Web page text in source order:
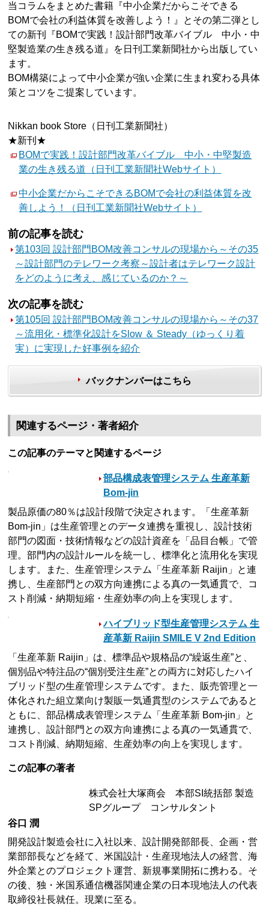
当コラムをまとめた書籍『中小企業だからこそできる
BOMで会社の利益体質を改善しよう！』とその第二弾とし
ての新刊『BOMで実践！設計部門改革バイブル 中小・中
堅製造業の生き残る道』を日刊工業新聞社から出版してい
ます。
BOM構築によって中小企業が強い企業に生まれ変わる具体
策とコツをご提案しています。
Nikkan book Store（日刊工業新聞社）
★新刊★
BOMで実践！設計部門改革バイブル 中小・中堅製造
業の生き残る道（日刊工業新聞社Webサイト）
中小企業だからこそできるBOMで会社の利益体質を改
善しよう！（日刊工業新聞社Webサイト）
前の記事を読む
第103回 設計部門BOM改善コンサルの現場から～その35
～設計部門のテレワーク考察～設計者はテレワーク設計
をどのように考え、感じているのか？～
次の記事を読む
第105回 設計部門BOM改善コンサルの現場から～その37
～流用化・標準化設計をSlow ＆ Steady（ゆっくり着
実）に実現した好事例を紹介
バックナンバーはこちら
関連するページ・著者紹介
この記事のテーマと関連するページ
部品構成表管理システム 生産革新
Bom-jin
製品原価の80％は設計段階で決定されます。「生産革新
Bom-jin」は生産管理とのデータ連携を重視し、設計技術
部門の図面・技術情報などの設計資産を「品目台帳」で管
理。部門内の設計ルールを統一し、標準化と流用化を実現
します。また、生産管理システム「生産革新 Raijin」と連
携し、生産部門との双方向連携による真の一気通貫で、コ
スト削減・納期短縮・生産効率の向上を実現します。
ハイブリッド型生産管理システム 生
産革新 Raijin SMILE V 2nd Edition
「生産革新 Raijin」は、標準品や規格品の“繰返生産”と、
個別品や特注品の“個別受注生産”との両方に対応したハイ
ブリッド型の生産管理システムです。また、販売管理と一
体化された組立業向け製販一気通貫型のシステムであると
ともに、部品構成表管理システム「生産革新 Bom-jin」と
連携し、設計部門との双方向連携による真の一気通貫で、
コスト削減、納期短縮、生産効率の向上を実現します。
この記事の著者
株式会社大塚商会 本部SI統括部 製造
SPグループ コンサルタント
谷口 潤
開発設計製造会社に入社以来、設計開発部部長、企画・営
業部部長などを経て、米国設計・生産現地法人の経営、海
外企業とのプロジェクト運営、新規事業開拓に携わる。そ
の後、独・米国系通信機器関連企業の日本現地法人の代表
取締役社長就任。現業に至る。